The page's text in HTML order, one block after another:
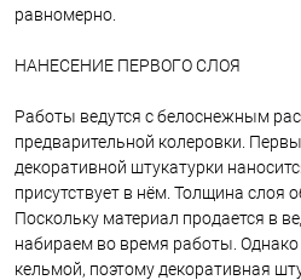
равномерно.
НАНЕСЕНИЕ ПЕРВОГО СЛОЯ
Работы ведутся с белоснежным
предварительной колеровки.
декоративной штукатурки
присутствует в нём. Толщина слоя
Поскольку материал продается в
набираем во время работы. Однако
кельмой, поэтому декоративная